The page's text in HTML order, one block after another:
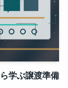
学ぶ譲渡準備